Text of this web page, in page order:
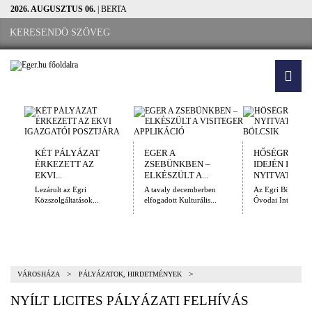
2026. AUGUSZTUS 06. | BERTA
KÉT PÁLYÁZAT
ÉRKEZETT AZ
EKVI...
Lezárult az Egri
Közszolgáltatások...
EGER A
ZSEBÜNKBEN –
ELKÉSZÜLT A...
A tavaly decemberben
elfogadott Kulturális...
HŐSÉGRIADÓ
IDEJÉN IS
Az Egri Bölcsődei
Óvodai
VÁROSHÁZA > PÁLYÁZATOK, HIRDETMÉNYEK >
NYÍLT LICITES PÁLYÁZATI FELHÍVÁS